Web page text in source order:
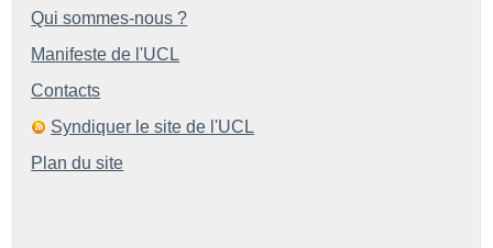
Qui sommes-nous ?
Manifeste de l'UCL
Contacts
Syndiquer le site de l'UCL
Plan du site